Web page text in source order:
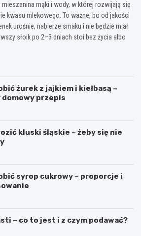
mąki i wody, w której rozwijają się
kwasu mlekowego. To ważne, bo od jakości
urośnie, nabierze smaku i nie będzie miał
słoik po 2–3 dniach stoi bez życia albo
żurek z jajkiem i kiełbasą –
przepis
kluski śląskie – żeby się nie
syrop cukrowy – proporcje i
– co to jest i z czym podawać?